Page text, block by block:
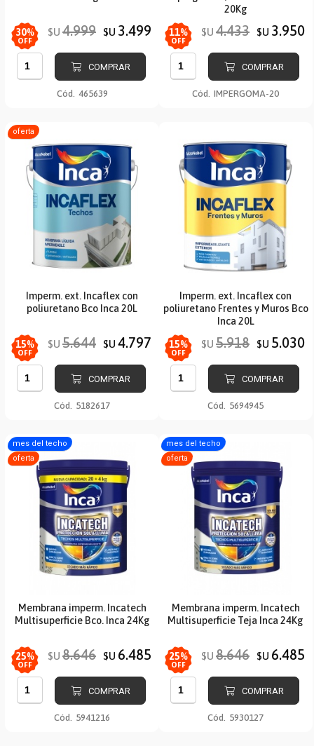
30%
OFF
$U 4.999 $U 3.499
COMPRAR
Cód. 465639
20Kg
11%
OFF
$U 4.433 $U 3.950
COMPRAR
Cód. IMPERGOMA-20
oferta
Imperm. ext. Incaflex con
poliuretano Bco Inca 20L
15%
OFF
$U 5.644 $U 4.797
COMPRAR
Cód. 5182617
Imperm. ext. Incaflex con
poliuretano Frentes y Muros Bco
Inca 20L
15%
OFF
$U 5.918 $U 5.030
COMPRAR
Cód. 5694945
mes del techo
oferta
Membrana imperm. Incatech
Multisuperficie Bco. Inca 24Kg
25%
OFF
$U 8.646 $U 6.485
COMPRAR
Cód. 5941216
mes del techo
oferta
Membrana imperm. Incatech
Multisuperficie Teja Inca 24Kg
25%
OFF
$U 8.646 $U 6.485
COMPRAR
Cód. 5930127